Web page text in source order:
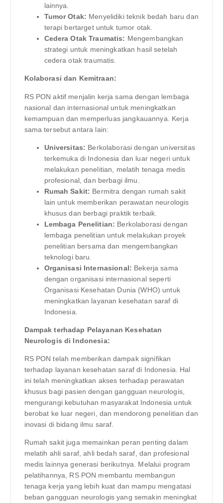
lainnya.
Tumor Otak: Menyelidiki teknik bedah baru dan
terapi bertarget untuk tumor otak.
Cedera Otak Traumatis: Mengembangkan
strategi untuk meningkatkan hasil setelah
cedera otak traumatis.
Kolaborasi dan Kemitraan:
RS PON aktif menjalin kerja sama dengan lembaga
nasional dan internasional untuk meningkatkan
kemampuan dan memperluas jangkauannya. Kerja
sama tersebut antara lain:
Universitas: Berkolaborasi dengan universitas
terkemuka di Indonesia dan luar negeri untuk
melakukan penelitian, melatih tenaga medis
profesional, dan berbagi ilmu.
Rumah Sakit: Bermitra dengan rumah sakit
lain untuk memberikan perawatan neurologis
khusus dan berbagi praktik terbaik.
Lembaga Penelitian: Berkolaborasi dengan
lembaga penelitian untuk melakukan proyek
penelitian bersama dan mengembangkan
teknologi baru.
Organisasi Internasional: Bekerja sama
dengan organisasi internasional seperti
Organisasi Kesehatan Dunia (WHO) untuk
meningkatkan layanan kesehatan saraf di
Indonesia.
Dampak terhadap Pelayanan Kesehatan
Neurologis di Indonesia:
RS PON telah memberikan dampak signifikan
terhadap layanan kesehatan saraf di Indonesia. Hal
ini telah meningkatkan akses terhadap perawatan
khusus bagi pasien dengan gangguan neurologis,
mengurangi kebutuhan masyarakat Indonesia untuk
berobat ke luar negeri, dan mendorong penelitian dan
inovasi di bidang ilmu saraf.
Rumah sakit juga memainkan peran penting dalam
melatih ahli saraf, ahli bedah saraf, dan profesional
medis lainnya generasi berikutnya. Melalui program
pelatihannya, RS PON membantu membangun
tenaga kerja yang lebih kuat dan mampu mengatasi
beban gangguan neurologis yang semakin meningkat